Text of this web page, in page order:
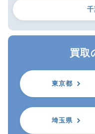
買取
東京都
埼玉県